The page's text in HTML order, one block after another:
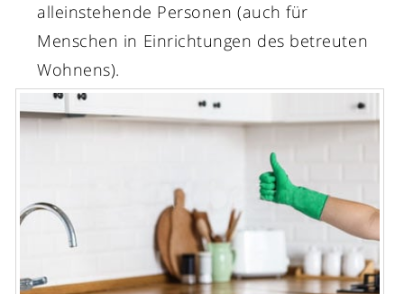
alleinstehende Personen (auch für
Menschen in Einrichtungen des betreuten
Wohnens).